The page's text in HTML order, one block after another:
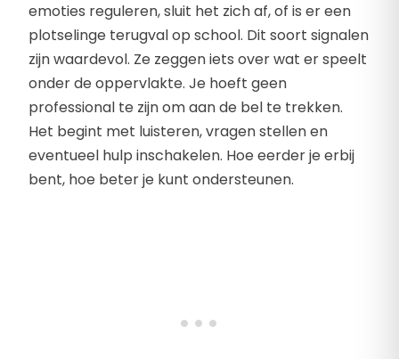
emoties reguleren, sluit het zich af, of is er een
plotselinge terugval op school. Dit soort signalen
zijn waardevol. Ze zeggen iets over wat er speelt
onder de oppervlakte. Je hoeft geen
professional te zijn om aan de bel te trekken.
Het begint met luisteren, vragen stellen en
eventueel hulp inschakelen. Hoe eerder je erbij
bent, hoe beter je kunt ondersteunen.